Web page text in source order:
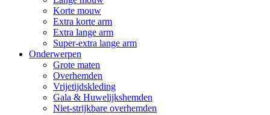
Korte mouw
Extra korte arm
Extra lange arm
Super-extra lange arm
Onderwerpen
Grote maten
Overhemden
Vrijetijdskleding
Gala & Huwelijkshemden
Niet-strijkbare overhemden